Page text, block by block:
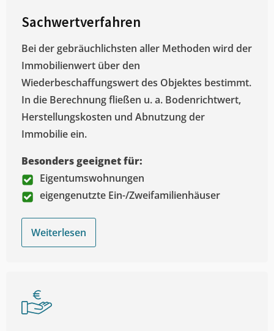
Sachwertverfahren
Bei der gebräuchlichsten aller Methoden wird der
Immobilienwert über den
Wiederbeschaffungswert des Objektes bestimmt.
In die Berechnung fließen u. a. Bodenrichtwert,
Herstellungskosten und Abnutzung der
Immobilie ein.
Besonders geeignet für:
Eigentumswohnungen
eigengenutzte Ein-/Zweifamilienhäuser
Weiterlesen